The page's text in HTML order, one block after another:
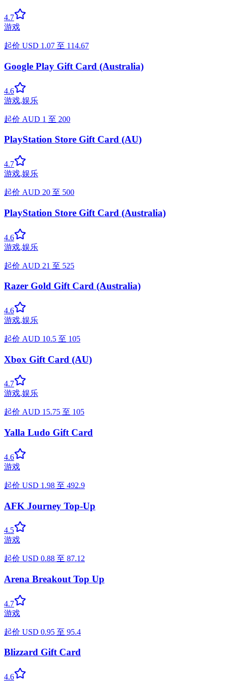
4.7
游戏
起价 USD 1.07 至 114.67
Google Play Gift Card (Australia)
4.6
游戏,娱乐
起价 AUD 1 至 200
PlayStation Store Gift Card (AU)
4.7
游戏,娱乐
起价 AUD 20 至 500
PlayStation Store Gift Card (Australia)
4.6
游戏,娱乐
起价 AUD 21 至 525
Razer Gold Gift Card (Australia)
4.6
游戏,娱乐
起价 AUD 10.5 至 105
Xbox Gift Card (AU)
4.7
游戏,娱乐
起价 AUD 15.75 至 105
Yalla Ludo Gift Card
4.6
游戏
起价 USD 1.98 至 492.9
AFK Journey Top-Up
4.5
游戏
起价 USD 0.88 至 87.12
Arena Breakout Top Up
4.7
游戏
起价 USD 0.95 至 95.4
Blizzard Gift Card
4.6